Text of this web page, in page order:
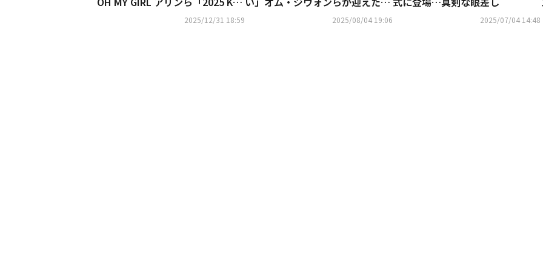
S演技大賞」レッドカーペットに
2025/12/31 18:59
末とは？【ネタバレあり】2025/08/04 19:06 2025/07/04 14:48